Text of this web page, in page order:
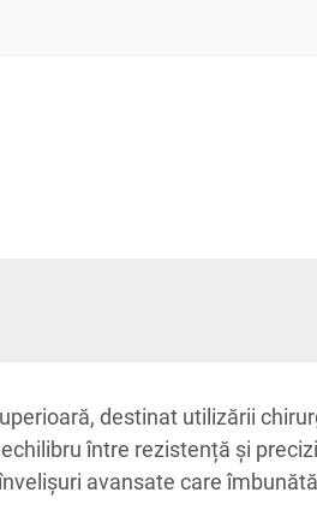
destinat utilizării
între rezistență și
avansate care